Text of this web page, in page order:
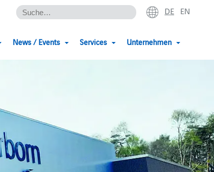
DE EN
News / Events Services Unternehmen